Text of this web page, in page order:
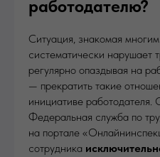
работодателю?
Ситуация, знакомая
систематически нарушает
регулярно опаздывая на
— прекратить такие
инициативе
Федеральная служба по
на портале
сотрудника